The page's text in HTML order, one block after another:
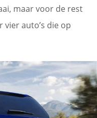
maar voor de rest
auto’s die op